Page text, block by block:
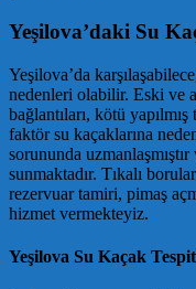
Yeşilova’daki Su
Yeşilova’da
nedenleri olabilir. Eski ve
bağlantıları, kötü
faktör su kaçaklarına
sorununda
sunmaktadır. Tıkalı
rezervuar tamiri, pimaş
hizmet vermekteyiz.
Yeşilova Su Kaçak